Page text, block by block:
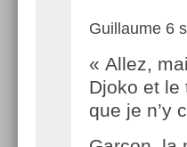
Guillaume 6
« Allez,
Djoko et le
que je n’y